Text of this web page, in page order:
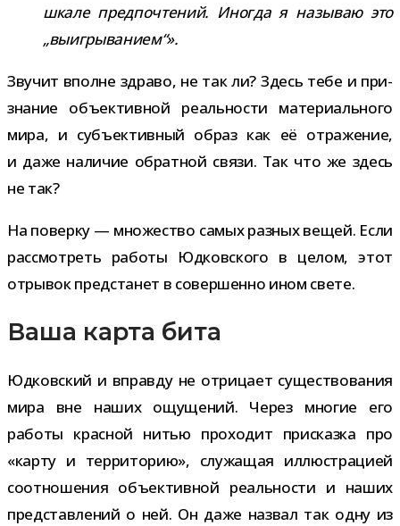
шкале пред­по­чте­ний. Иногда я назы­ваю это
„выиг­ры­ва­нием“».
Звучит вполне здраво, не так ли? Здесь тебе и при­
зна­ние объ­ек­тив­ной реаль­но­сти мате­ри­аль­ного
мира, и субъ­ек­тив­ный образ как её отра­же­ние,
и даже нали­чие обрат­ной связи. Так что же здесь
не так?
На поверку — мно­же­ство самых раз­ных вещей. Если
рас­смот­реть работы Юдковского в целом, этот
отры­вок пред­ста­нет в совер­шенно ином свете.
Ваша карта бита
Юдковский и вправду не отри­цает суще­ство­ва­ния
мира вне наших ощу­ще­ний. Через мно­гие его
работы крас­ной нитью про­хо­дит при­сказка про
«карту и тер­ри­то­рию», слу­жа­щая иллю­стра­цией
соот­но­ше­ния объ­ек­тив­ной реаль­но­сти и наших
пред­став­ле­ний о ней. Он даже назвал так одну из